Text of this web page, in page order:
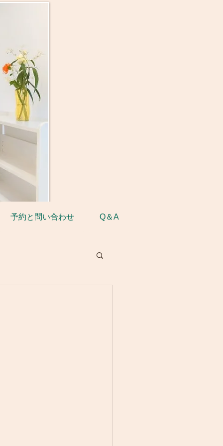
予約と問い合わせ Q＆A